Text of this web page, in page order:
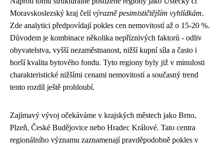
Moravskoslezský kraj čelívýrazně pesimističtějším vyhlídkám.
Zde analytici předpovídají pokles cen nemovitostí až o 15-20 %.
Důvodem je kombinace několika nepříznivých faktorů - odliv
obyvatelstva, vyšší nezaměstnanost, nižší kupní síla a často i
horší kvalita bytového fondu. Tyto regiony byly již v minulosti
charakteristické nižšími cenami nemovitostí a současný trend
tento rozdíl ještě prohloubí.
Zajímavý vývoj očekáváme v krajských městech jako Brno,
Plzeň, České Budějovice nebo Hradec Králové. Tato centra
regionálního významu zaznamenají pravděpodobně pokles v